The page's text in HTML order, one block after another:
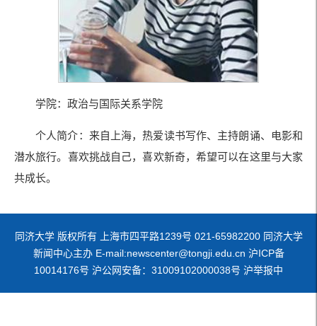
学院：政治与国际关系学院
个人简介：来自上海，热爱读书写作、主持朗诵、电影和
潜水旅行。喜欢挑战自己，喜欢新奇，希望可以在这里与大家
共成长。
同济大学 版权所有 上海市四平路1239号 021-65982200 同济大学
新闻中心主办 E-mail:newscenter@tongji.edu.cn 沪ICP备
10014176号 沪公网安备：31009102000038号 沪举报中